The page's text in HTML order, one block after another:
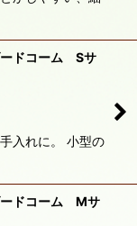
ードコーム Sサ
入れに。 小型の
ードコーム Mサ